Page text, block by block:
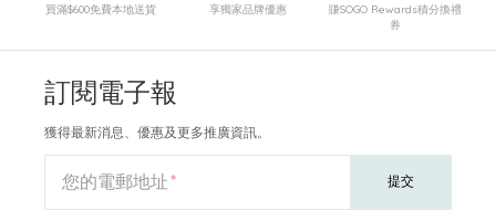
買滿$600免費本地送貨 享獨家品牌優惠
賺SOGO Rewards積分換禮
券
訂閱電子報
獲得最新消息、優惠及更多推廣資訊。
您的電郵地址 提交